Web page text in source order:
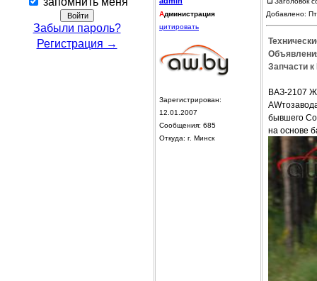
Забыли пароль?
Регистрация →
Администрация
цитировать
Зарегистрирован:
12.01.2007
Сообщения: 685
Откуда: г. Минск
Добавлено:
Запчасти
ВАЗ-2107
бывшего
на основе